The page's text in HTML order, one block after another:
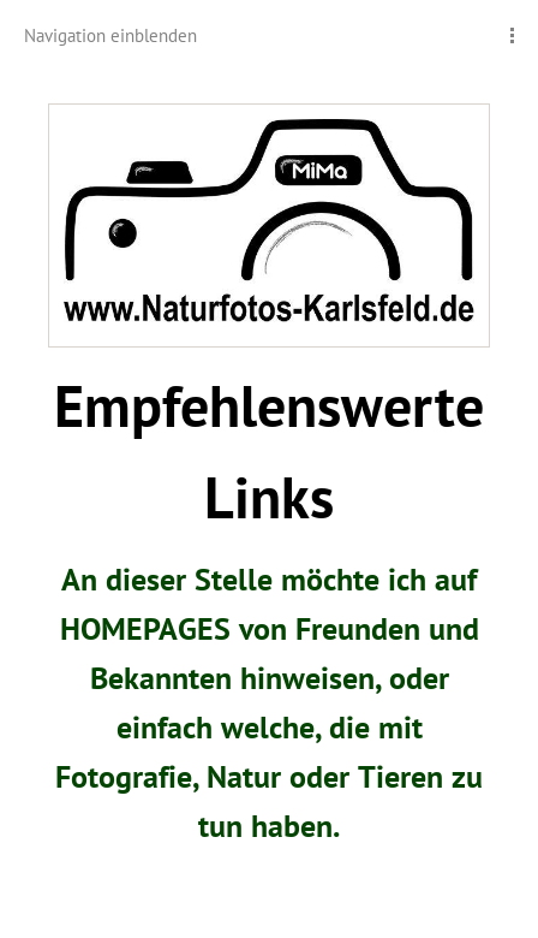
Navigation einblenden
Empfehlenswerte
Links
An dieser Stelle möchte ich auf
HOMEPAGES von Freunden und
Bekannten hinweisen, oder
einfach welche, die mit
Fotografie, Natur oder Tieren zu
tun haben.